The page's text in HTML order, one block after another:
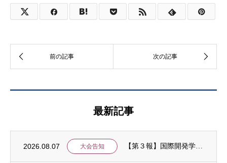
最新記事
2026.08.07 大会告知 【第３報】国際開発学会第３７回全国大会：発表申込期間に関するお知らせ （学会入会申請期...